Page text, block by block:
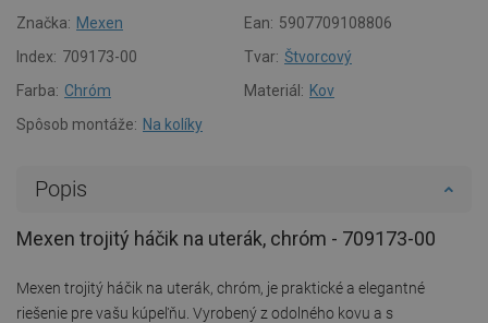
Značka: Mexen Ean: 5907709108806
Index: 709173-00 Tvar: Štvorcový
Farba: Chróm Materiál: Kov
Spôsob montáže: Na kolíky
Popis
Mexen trojitý háčik na uterák, chróm - 709173-00
Mexen trojitý háčik na uterák, chróm, je praktické a elegantné
riešenie pre vašu kúpeľňu. Vyrobený z odolného kovu a s